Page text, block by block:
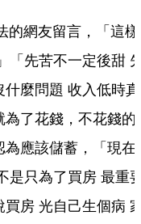
網友留言，「這樣
「先苦不一定後甜
麼問題 收入低時真
了花錢，不花錢的
應該儲蓄，「現在
是只為了買房 最重
房 光自己生個病